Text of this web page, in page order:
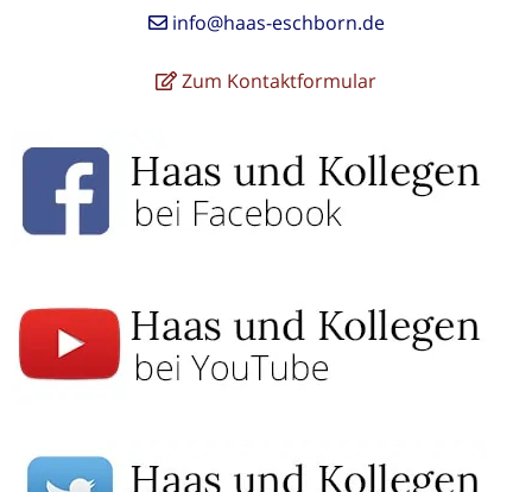
info@haas-eschborn.de
Zum Kontaktformular